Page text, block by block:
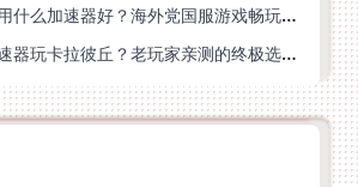
非洲玩篮球在线用什么加速器好？海外党国服游戏畅玩终极指南（附安装使用全攻略）
在海外用什么加速器玩卡拉彼丘？老玩家亲测的终极选择指南